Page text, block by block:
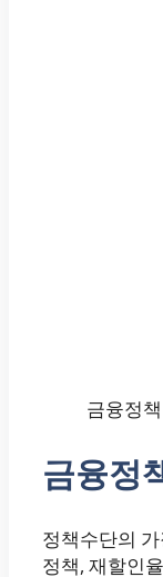
금융정
금융정
정책수단의
정책, 재할인